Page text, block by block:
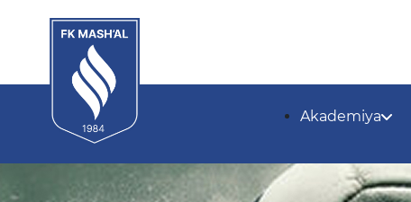
Akademiya